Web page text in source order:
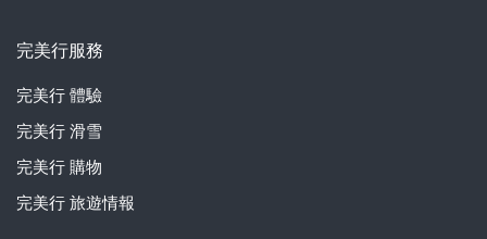
完美行服務
完美行體驗
完美行滑雪
完美行購物
完美行旅遊情報